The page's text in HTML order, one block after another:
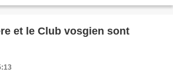
et le Club vosgien sont